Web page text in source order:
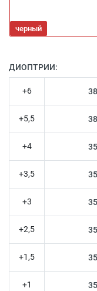
черный
ДИОПТРИИ:
+6
+5,5
+4
+3,5
+3
+2,5
+1,5
+1